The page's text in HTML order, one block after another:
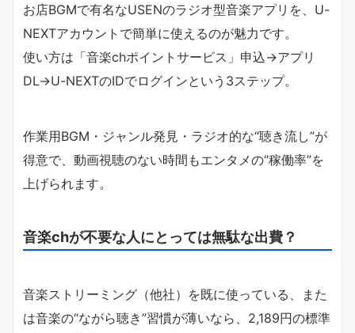
お店BGMで有名なUSENのラジオ型音楽アプリを、U-
NEXTアカウントで簡単に使えるのが魅力です。
使い方は「音楽chポイントサービス」申込→アプリ
DL→U-NEXTのIDでログインという3ステップ。
作業用BGM・ジャンル発見・ラジオ的な“聴き流し”が
得意で、動画視聴のない時間もエンタメの“稼働率”を
上げられます。
音楽chが不要な人にとっては無駄な出費？
音楽ストリーミング（他社）を既に使っている、また
は音楽の“ながら聴き”習慣が薄いなら、2,189円の標準